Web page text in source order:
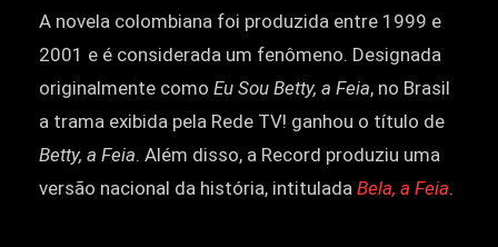
A novela colombiana foi produzida entre 1999 e
2001 e é considerada um fenômeno. Designada
originalmente como Eu Sou Betty, a Feia, no Brasil
a trama exibida pela Rede TV! ganhou o título de
Betty, a Feia. Além disso, a Record produziu uma
versão nacional da história, intitulada Bela, a Feia.